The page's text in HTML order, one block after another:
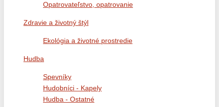
Opatrovateľstvo, opatrovanie
Zdravie a životný štýl
Ekológia a životné prostredie
Hudba
Spevníky
Hudobníci - Kapely
Hudba - Ostatné